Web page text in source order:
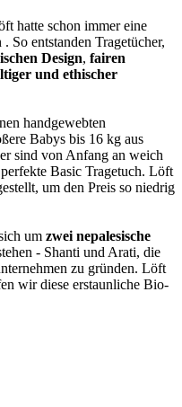
hatte schon immer eine
So entstanden Tragetücher,
Design, fairen
und ethischer
handgewebten
Babys bis 16 kg aus
sind von Anfang an weich
Basic Tragetuch. Löft
um den Preis so niedrig
um zwei nepalesische
- Shanti und Arati, die
zu gründen. Löft
wir diese erstaunliche Bio-